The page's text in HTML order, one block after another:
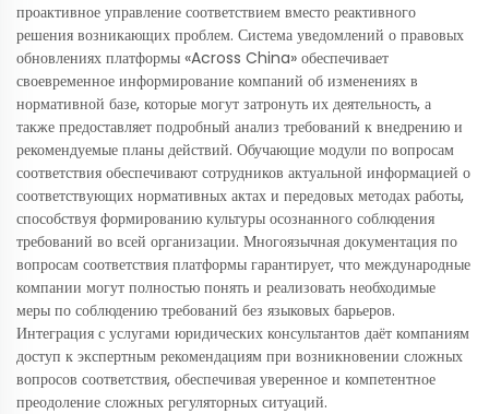
проактивное управление соответствием вместо реактивного
решения возникающих проблем. Система уведомлений о правовых
обновлениях платформы «Across China» обеспечивает
своевременное информирование компаний об изменениях в
нормативной базе, которые могут затронуть их деятельность, а
также предоставляет подробный анализ требований к внедрению и
рекомендуемые планы действий. Обучающие модули по вопросам
соответствия обеспечивают сотрудников актуальной информацией о
соответствующих нормативных актах и передовых методах работы,
способствуя формированию культуры осознанного соблюдения
требований во всей организации. Многоязычная документация по
вопросам соответствия платформы гарантирует, что международные
компании могут полностью понять и реализовать необходимые
меры по соблюдению требований без языковых барьеров.
Интеграция с услугами юридических консультантов даёт компаниям
доступ к экспертным рекомендациям при возникновении сложных
вопросов соответствия, обеспечивая уверенное и компетентное
преодоление сложных регуляторных ситуаций.